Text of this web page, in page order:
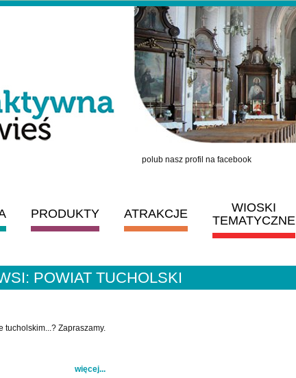
polub nasz profil na facebook
PRODUKTY ATRAKCJE
WIOSKI
TEMATYCZNE
POWIAT TUCHOLSKI
tucholskim...? Zapraszamy.
więcej...